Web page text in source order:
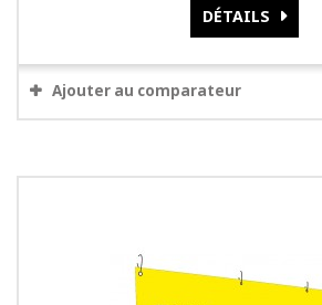
DÉTAILS
Ajouter au comparateur